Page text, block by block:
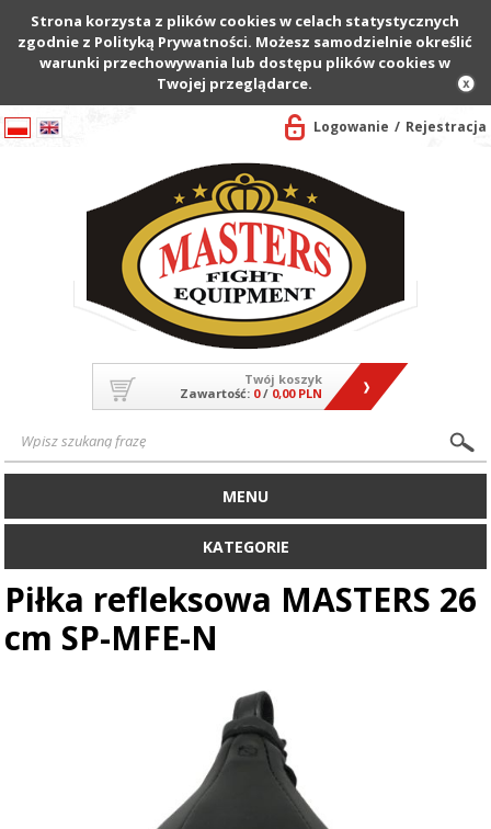
Strona korzysta z plików cookies w celach statystycznych
zgodnie z Polityką Prywatności. Możesz samodzielnie określić
warunki przechowywania lub dostępu plików cookies w
Twojej przeglądarce.
Logowanie Rejestracja
Twój koszyk
Zawartość: 0/ 0,00 PLN
MENU
KATEGORIE
Piłka refleksowa MASTERS 26
cm SP-MFE-N